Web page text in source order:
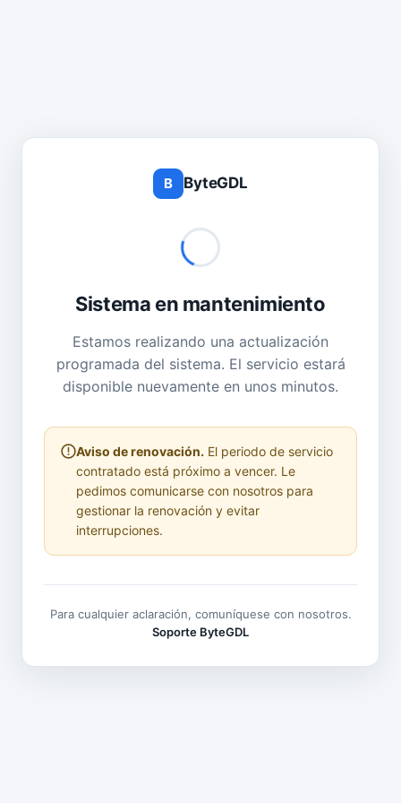
B ByteGDL
Sistema en mantenimiento
Estamos realizando una actualización
programada del sistema. El servicio estará
disponible nuevamente en unos minutos.
Aviso de renovación. El periodo de servicio
contratado está próximo a vencer. Le
pedimos comunicarse con nosotros para
gestionar la renovación y evitar
interrupciones.
Para cualquier aclaración, comuníquese con nosotros.
Soporte ByteGDL